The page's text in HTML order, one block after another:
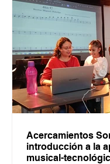
Acercamientos
introducción a la
musical-